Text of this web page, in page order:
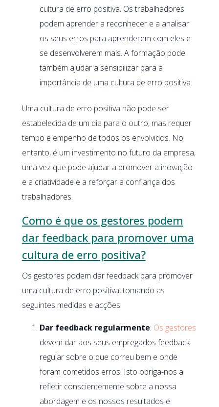
cultura de erro positiva. Os trabalhadores
podem aprender a reconhecer e a analisar
os seus erros para aprenderem com eles e
se desenvolverem mais. A formação pode
também ajudar a sensibilizar para a
importância de uma cultura de erro positiva.
Uma cultura de erro positiva não pode ser
estabelecida de um dia para o outro, mas requer
tempo e empenho de todos os envolvidos. No
entanto, é um investimento no futuro da empresa,
uma vez que pode ajudar a promover a inovação
e a criatividade e a reforçar a confiança dos
trabalhadores.
Como é que os gestores podem
dar feedback para promover uma
cultura de erro positiva?
Os gestores podem dar feedback para promover
uma cultura de erro positiva, tomando as
seguintes medidas e acções:
Dar feedback regularmente: Os gestores
devem dar aos seus empregados feedback
regular sobre o que correu bem e onde
foram cometidos erros. Isto obriga-nos a
refletir conscientemente sobre a nossa
abordagem e os nossos resultados e